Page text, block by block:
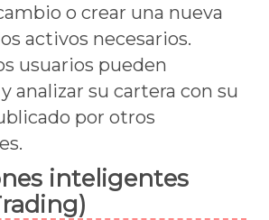
o crear una nueva
activos necesarios.
usuarios pueden
analizar su cartera con su
por otros
inteligentes